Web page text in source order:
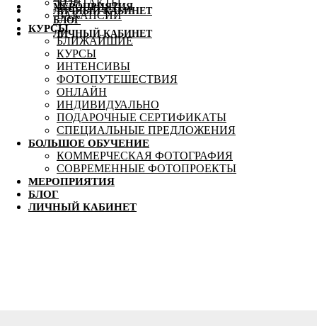
ЛИЧНЫЙ КАБИНЕТ
МЕРОПРИЯТИЯ
БЛОГ
ЛИЧНЫЙ КАБИНЕТ
КОНТАКТЫ
ВАКАНСИИ
КУРСЫ
БЛИЖАЙШИЕ
КУРСЫ
ИНТЕНСИВЫ
ФОТОПУТЕШЕСТВИЯ
ОНЛАЙН
ИНДИВИДУАЛЬНО
ПОДАРОЧНЫЕ СЕРТИФИКАТЫ
СПЕЦИАЛЬНЫЕ ПРЕДЛОЖЕНИЯ
БОЛЬШОЕ ОБУЧЕНИЕ
КОММЕРЧЕСКАЯ ФОТОГРАФИЯ
СОВРЕМЕННЫЕ ФОТОПРОЕКТЫ
МЕРОПРИЯТИЯ
БЛОГ
ЛИЧНЫЙ КАБИНЕТ